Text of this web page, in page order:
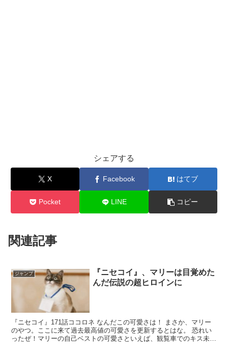
シェアする
X Facebook はてブ
Pocket LINE コピー
関連記事
ジャンプ
『ニセコイ』、マリーは目覚めた
んだ伝説の超ヒロインに
『ニセコイ』171話ココロネ なんだこの可愛さは！ まさか、マリー
のやつ。ここに来て過去最高値の可愛さを更新するとはな。 恐れい
ったぜ！マリーの自己ベストの可愛さといえば、観覧車でのキス未遂